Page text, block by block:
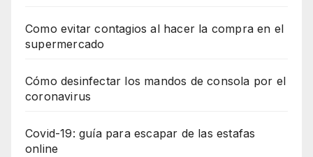
Como evitar contagios al hacer la compra en el
supermercado
Cómo desinfectar los mandos de consola por el
coronavirus
Covid-19: guía para escapar de las estafas
online